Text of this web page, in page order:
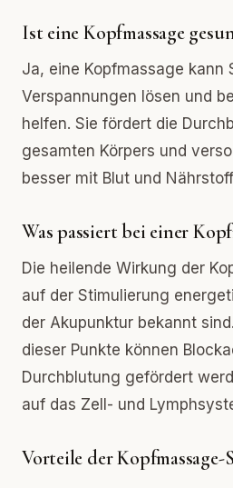
Ist eine Kopfmassage
Ja, eine Kopfmassage kann
Verspannungen lösen und
helfen. Sie fördert die
gesamten Körpers und
besser mit Blut und
Was passiert bei einer
Die heilende Wirkung der
auf der Stimulierung
der Akupunktur bekannt
dieser Punkte können
Durchblutung gefördert
auf das Zell- und
Vorteile der Kopfmassage-